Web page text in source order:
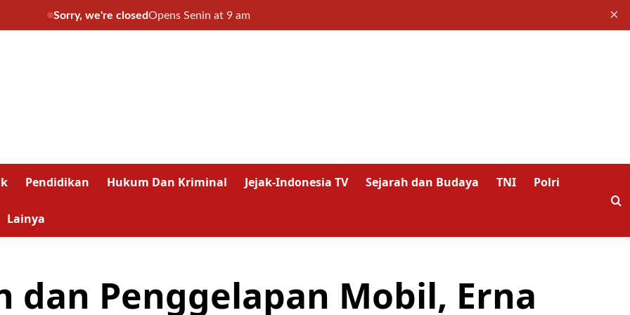
Sorry, we're closedOpens Senin at 9 am ×
Pendidikan Hukum Dan Kriminal Jejak-Indonesia TV Sejarah dan Budaya TNI Polri
Lainya
dan Penggelapan Mobil, Erna